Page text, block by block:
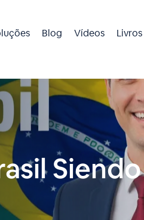
Blog Vídeos Livros
Siendo